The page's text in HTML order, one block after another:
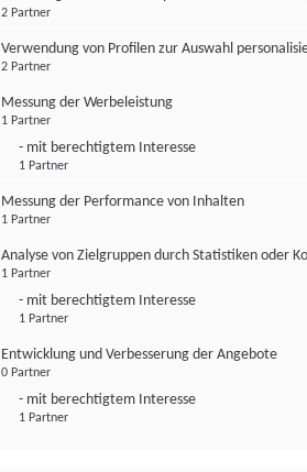
2 Partner
Verwendung von Profilen zur Auswahl
2 Partner
Messung der Werbeleistung
1 Partner
- mit berechtigtem Interesse
1 Partner
Messung der Performance von Inhalten
1 Partner
Analyse von Zielgruppen durch Statistiken oder
1 Partner
- mit berechtigtem Interesse
1 Partner
Entwicklung und Verbesserung der Angebote
0 Partner
- mit berechtigtem Interesse
1 Partner